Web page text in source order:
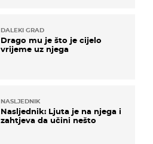
DALEKI GRAD
Drago mu je što je cijelo
vrijeme uz njega
NASLJEDNIK
Nasljednik: Ljuta je na njega i
zahtjeva da učini nešto